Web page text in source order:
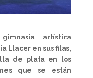
artística
Llacer en sus filas,
de plata en los
que se están